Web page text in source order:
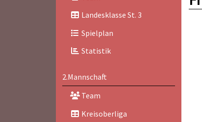
Landesklasse St. 3
Spielplan
Statistik
2.Mannschaft
Team
Kreisoberliga